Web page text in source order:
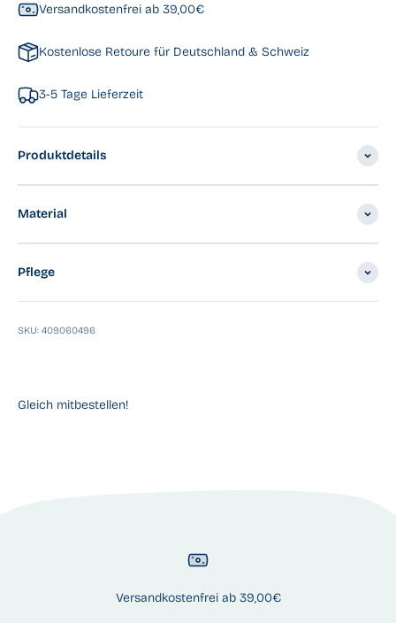
Versandkostenfrei ab 39,00€
Kostenlose Retoure für Deutschland & Schweiz
3-5 Tage Lieferzeit
Produktdetails
Material
Pflege
SKU: 409060496
Versandkostenfrei ab 39,00€